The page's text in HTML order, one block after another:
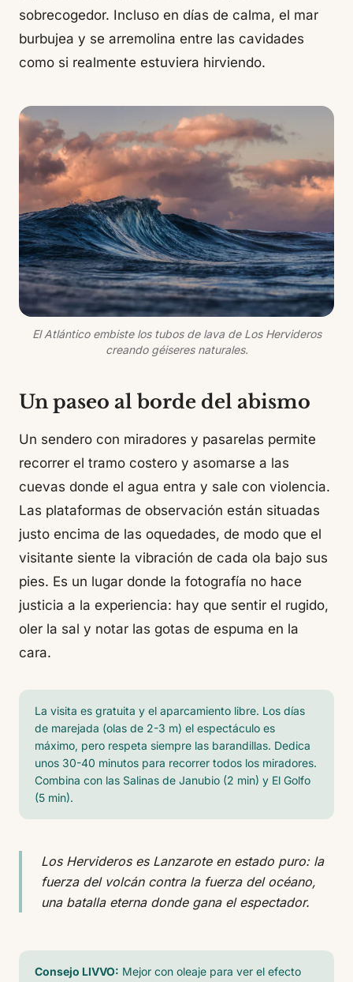
sobrecogedor. Incluso en días de calma, el mar
burbujea y se arremolina entre las cavidades
como si realmente estuviera hirviendo.
El Atlántico embiste los tubos de lava de Los Hervideros
creando géiseres naturales.
Un paseo al borde del abismo
Un sendero con miradores y pasarelas permite
recorrer el tramo costero y asomarse a las
cuevas donde el agua entra y sale con violencia.
Las plataformas de observación están situadas
justo encima de las oquedades, de modo que el
visitante siente la vibración de cada ola bajo sus
pies. Es un lugar donde la fotografía no hace
justicia a la experiencia: hay que sentir el rugido,
oler la sal y notar las gotas de espuma en la
cara.
La visita es gratuita y el aparcamiento libre. Los días
de marejada (olas de 2-3 m) el espectáculo es
máximo, pero respeta siempre las barandillas. Dedica
unos 30-40 minutos para recorrer todos los miradores.
Combina con las Salinas de Janubio (2 min) y El Golfo
(5 min).
Los Hervideros es Lanzarote en estado puro: la
fuerza del volcán contra la fuerza del océano,
una batalla eterna donde gana el espectador.
Consejo LIVVO: Mejor con oleaje para ver el efecto